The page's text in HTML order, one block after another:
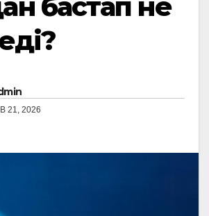
бастап не
21, 2026